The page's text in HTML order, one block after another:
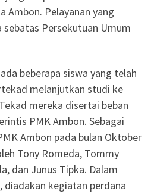
Ambon. Pelayanan yang
sebatas Persekutuan Umum
beberapa siswa yang telah
melanjutkan studi ke
mereka disertai beban
PMK Ambon. Sebagai
Ambon pada bulan Oktober
Tony Romeda, Tommy
dan Junus Tipka. Dalam
diadakan kegiatan perdana